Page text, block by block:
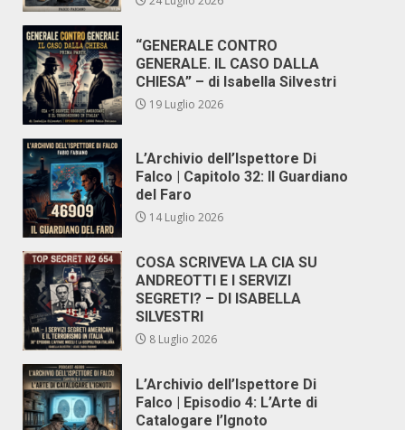
“GENERALE CONTRO
GENERALE. IL CASO DALLA
CHIESA” – di Isabella Silvestri
19 Luglio 2026
L’Archivio dell’Ispettore Di
Falco | Capitolo 32: Il Guardiano
del Faro
14 Luglio 2026
COSA SCRIVEVA LA CIA SU
ANDREOTTI E I SERVIZI
SEGRETI? – DI ISABELLA
SILVESTRI
8 Luglio 2026
L’Archivio dell’Ispettore Di
Falco | Episodio 4: L’Arte di
Catalogare l’Ignoto